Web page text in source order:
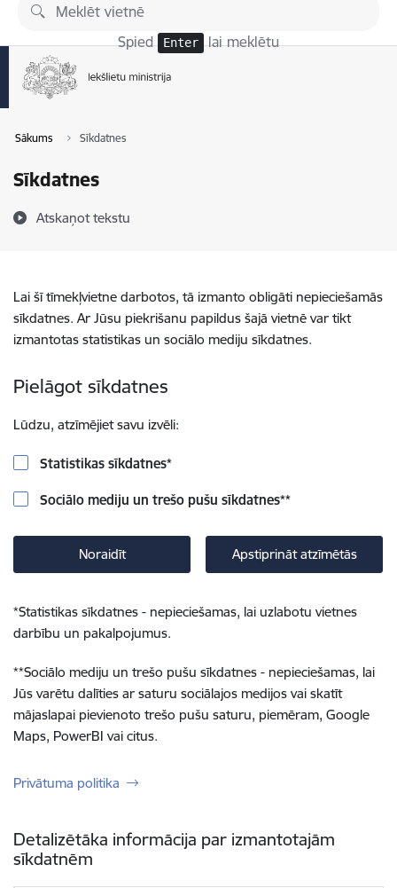
Pāriet uz lapas saturu
Spied Enter lai meklētu
Sākums Sīkdatnes
Sīkdatnes
Atskaņot tekstu
Lai šī tīmekļvietne darbotos, tā izmanto obligāti nepieciešamās
sīkdatnes. Ar Jūsu piekrišanu papildus šajā vietnē var tikt
izmantotas statistikas un sociālo mediju sīkdatnes.
Pielāgot sīkdatnes
Lūdzu, atzīmējiet savu izvēli:
Statistikas sīkdatnes*
Sociālo mediju un trešo pušu sīkdatnes**
Noraidīt Apstiprināt atzīmētās
*Statistikas sīkdatnes - nepieciešamas, lai uzlabotu vietnes
darbību un pakalpojumus.
**Sociālo mediju un trešo pušu sīkdatnes - nepieciešamas, lai
Jūs varētu dalīties ar saturu sociālajos medijos vai skatīt
mājaslapai pievienoto trešo pušu saturu, piemēram, Google
Maps, PowerBI vai citus.
Privātuma politika
Detalizētāka informācija par izmantotajām
sīkdatnēm